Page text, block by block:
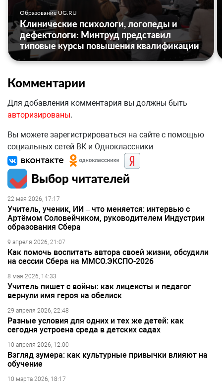
Образование UG.RU
Клинические психологи, логопеды и
дефектологи: Минтруд представил
типовые курсы повышения квалификации
Комментарии
Для добавления комментария вы должны быть
авторизированы.
Вы можете зарегистрироваться на сайте с помощью
социальных сетей ВК и Одноклассники
Выбор читателей
22 мая 2026, 17:17
Учитель, ученик, ИИ – что меняется: интервью с
Артёмом Соловейчиком, руководителем Индустрии
образования Сбера
9 апреля 2026, 21:07
Как помочь воспитать автора своей жизни, обсудили
на сессии Сбера на ММСО.ЭКСПО-2026
8 мая 2026, 14:33
Учитель пишет с войны: как лицеисты и педагог
вернули имя героя на обелиск
29 апреля 2026, 22:48
Разные условия для одних и тех же детей: как
сегодня устроена среда в детских садах
10 апреля 2026, 12:00
Взгляд зумера: как культурные привычки влияют на
обучение
10 марта 2026, 18:17